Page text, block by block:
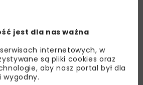
przy ul. Kosiarzy 3” przyczyni
efektywności energetycznej
Krakowa
ciepłowniczych.
od Islandii,
jest dla nas ważna
internetowych, w
są pliki cookies oraz
aby nasz portal był dla
wygodny.